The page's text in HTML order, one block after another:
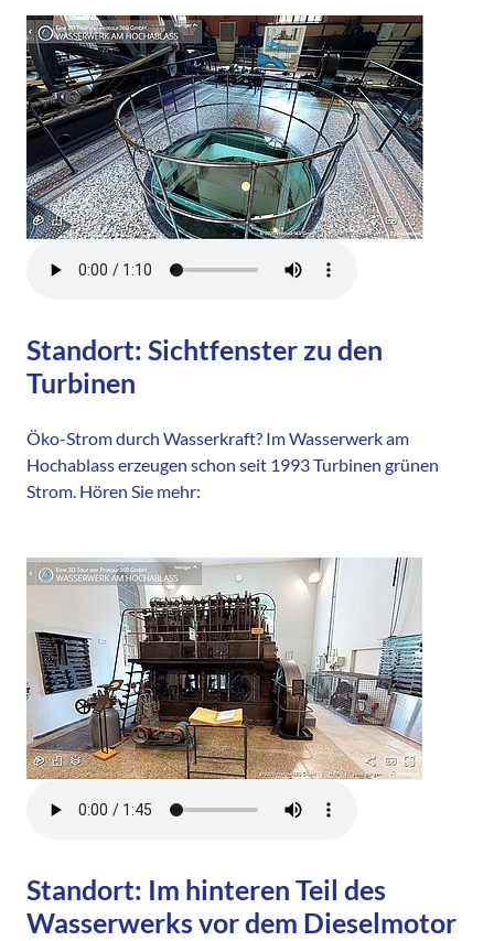
Standort: Sichtfenster zu den
Turbinen
Öko-Strom durch Wasserkraft? Im Wasserwerk am
Hochablass erzeugen schon seit 1993 Turbinen grünen
Strom. Hören Sie mehr:
Standort: Im hinteren Teil des
Wasserwerks vor dem Dieselmotor